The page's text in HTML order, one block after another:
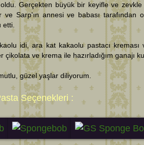
Gerçekten büyük bir keyifle ve zevkle
ve Sarp'ın annesi ve babası tarafından
etti.
idi, ara kat kakaolu pastacı kreması
çikolata ve krema ile hazırladığım ganajı
güzel yaşlar diliyorum.
Seçenekleri :